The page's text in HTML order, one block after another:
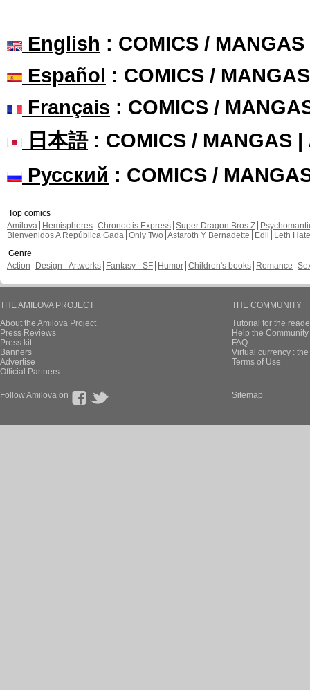
English : COMICS /
Español : COMICS /
Français : COMICS /
日本語: COMICS / MANGAS |
Русский : COMICS /
Top comics
Amilova
Hemispheres Chronoctis Express Super Dragon Bros Z
Bienvenidos A República Gada Only Two Astaroth Y Bernadette Edil
Leth Hate
Genre
Action
Design - Artworks Fantasy - SF Humor Children's books Romance
THE AMILOVA PROJECT
About the Amilova Project
Press Reviews
Press kit
Banners
Advertise
Official Partners
THE COMMUNITY
Tutorial for the
Help the
FAQ
Virtual currency :
Terms of Use
Follow Amilova on Sitemap